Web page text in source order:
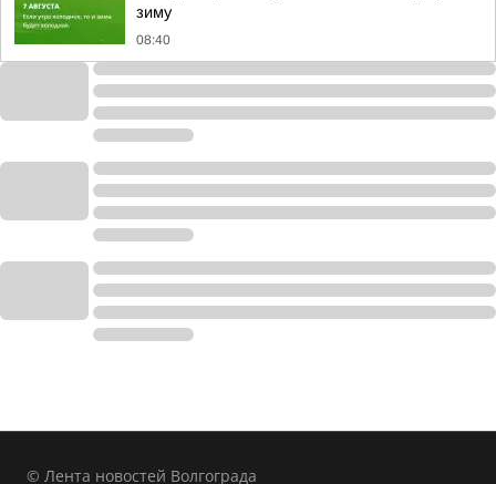
зиму
08:40
© Лента новостей Волгограда